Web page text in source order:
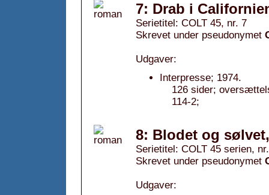
7: Drab i
Serietitel: COLT 45, nr. 7
Skrevet under pseudonymet
Udgaver:
Interpresse; 1974.
126 sider;
114-2;
8: Blodet og
Serietitel: COLT 45 serien,
Skrevet under pseudonymet
Udgaver: